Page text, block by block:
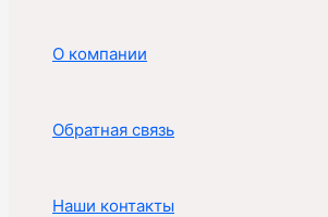
О компании
Обратная связь
Наши контакты